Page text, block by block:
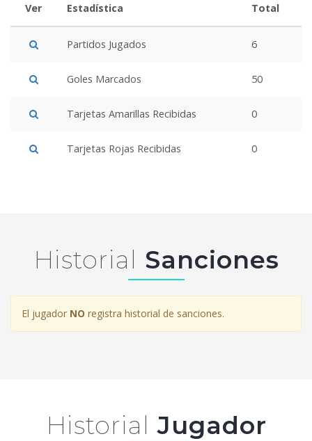
Ver Estadística Total
Partidos Jugados 6
Goles Marcados 50
Tarjetas Amarillas Recibidas 0
Tarjetas Rojas Recibidas 0
Historial Sanciones
El jugador NO registra historial de sanciones.
Historial Jugador